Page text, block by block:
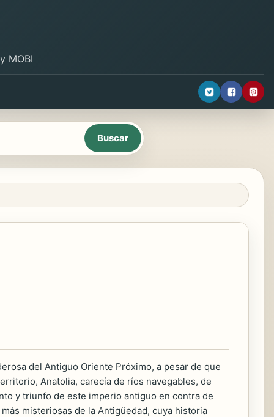
MOBI
del Antiguo Oriente Próximo, a pesar de que
Anatolia, carecía de ríos navegables, de
y triunfo de este imperio antiguo en contra de
misteriosas de la Antigüedad, cuya historia